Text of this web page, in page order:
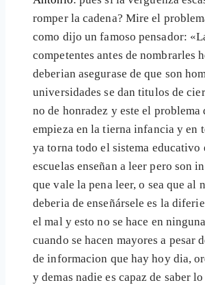
romper la cadena? Mire el
como dijo un famoso pensador:
competentes antes de nombrarles
deberian asegurase de que son
universidades se dan titulos de
no de honradez y este el
empieza en la tierna infancia y en
ya torna todo el sistema educativo
escuelas enseñan a leer pero son
que vale la pena leer, o sea que al
deberia de enseñársele es la
el mal y esto no se hace en
cuando se hacen mayores a pesar
de informacion que hay hoy dia,
y demas nadie es capaz de saber